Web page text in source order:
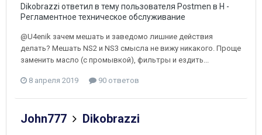
Dikobrazzi ответил в тему пользователя Postmen в H -
Регламентное техническое обслуживание
@U4enik зачем мешать и заведомо лишние действия
делать? Мешать NS2 и NS3 смысла не вижу никакого. Проще
заменить масло (с промывкой), фильтры и ездить...
8 апреля 2019 90 ответов
John777 Dikobrazzi